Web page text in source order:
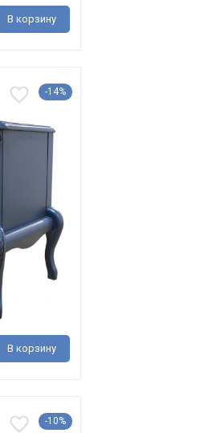
В корзину
-14%
В корзину
-10%